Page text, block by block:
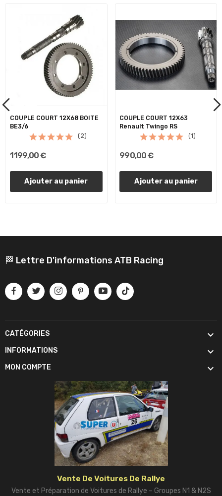
COUPLE COURT 12X68 BOITE
BE3/6
(2)
1 199,00 €
Ajouter au panier
COUPLE COURT 12X63
Renault Twingo RS
(1)
990,00 €
Ajouter au panier
🏁 Lettre D'informations ATB Racing
CATÉGORIES 
INFORMATIONS 
MON COMPTE 
Vente De Voitures De Rallye
Vente et Préparation de Voitures de Rallye – Groupes N1 & N2S